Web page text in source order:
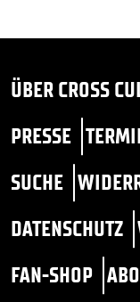
ÜBER CROSS
PRESSE
SUCHE
DATENSCHUTZ
FAN-SHOP